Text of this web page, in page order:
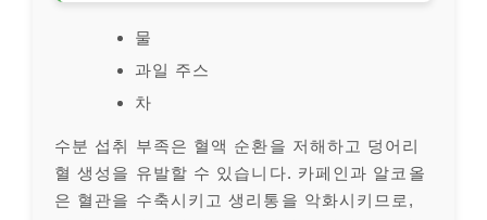
물
과일 주스
차
수분 섭취 부족은 혈액 순환을 저해하고 덩어리
혈 생성을 유발할 수 있습니다. 카페인과 알코올
은 혈관을 수축시키고 생리통을 악화시키므로,